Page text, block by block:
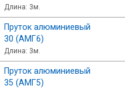
Длина: 3м.
Пруток алюминиевый
30 (АМГ6)
Длина: 3м.
Пруток алюминиевый
35 (АМГ5)